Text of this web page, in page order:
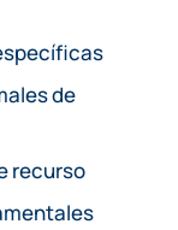
de
recurso